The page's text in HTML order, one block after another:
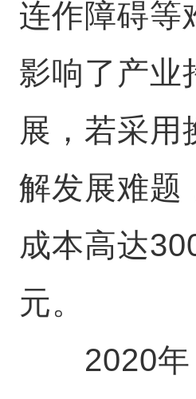
连作障碍等
影响了产业
展，若采用
解发展难题
成本高达
元。
2020年